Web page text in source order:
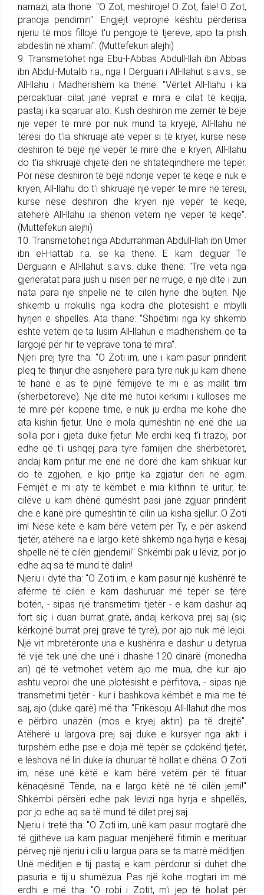
namazi, ata thonë: "O Zot, mëshiroje! O Zot, fale! O Zot,
pranoja pendimin". Engjëjt vep­roj­në kështu përderisa
njeriu të mos fillojë t'u pengojë të tjerëve, apo ta prish
abdestin në xhami". (Mu­tte­fekun alejhi)
9. Trans­me­tohet nga Ebu-l-Ab­bas Abdull-llah ibn Abbas
ibn Ab­dul-Mutalib r.a., nga I Dërguari i All-llahut s.a.v.s., se
All-llahu i Madhërishëm ka thënë: "Vërtet All-llahu i ka
përcaktuar cilat janë veprat e mira e cilat të këqija,
pastaj i ka sqaruar ato: Kush dëshiron me zemër të bëjë
një vepër të mirë por nuk mund ta kryejë, All-llahu në
tërësi do t'ia shkruajë atë vepër si të kryer, kurse nëse
dëshiron të bëjë një vepër të mirë dhe e kryen, All-llahu
do t'ia shkruajë dhjetë deri në shtatëqindherë më tepër.
Por nëse dëshi­ron të bëjë ndonjë vepër të keqe e nuk e
kryen, All-llahu do t'i shkr­uajë një vepër të mirë në tërësi,
kurse nëse dëshiron dhe kryen një vepër të keqe,
atëherë All-llahu ia shënon vetëm një vepër të keqe".
(Muttefekun alejhi)
10. Trans­me­tohet nga Abdur­rahman Abdull-llah ibn Umer
ibn el-Hattab r.a. se ka thënë: E kam dëgjuar Të
Dërguarin e All-llahut s.a.v.s. duke thënë: "Tre veta nga
gjeneratat para jush u nisën për në rrugë, e një ditë i zuri
nata para një shpelle në të cilën hynë dhe bujtën. Një
shkëmb u rrokullis nga kodra dhe plotësisht e mbylli
hyrjen e shpellës. Ata thanë: "Shpë­timi nga ky shk­ëmb
është vetëm që ta lusim All-llahun e madhërishëm që ta
largojë për hir të veprave tona të mira".
Njëri prej tyre tha: "O Zoti im, unë i kam pasur prindërit
pleq të thinjur dhe asnjëherë para tyre nuk ju kam dhënë
të hanë e as të pijnë fëmijëve të mi e as mallit tim
(shërbëtorëve). Një ditë më hutoi kërkimi i kullosës më
të mirë për kopenë time, e nuk ju erdha me kohë dhe
ata kishin fjetur. Unë e mola qumështin në enë dhe ua
solla por i gjeta duke fjetur. Më erdhi keq t'i trazoj, por
edhe që t'i ushqej para tyre familjen dhe shërbëtorët,
andaj kam pritur me enë në dorë dhe kam shikuar kur
do të zgjohen, e kjo pritje ka zgjatur deri në agim.
Fëmijët e mi aty te këmbët e mia klithnin të uritur, të
cilëve u kam dhënë qumësht pasi janë zgjuar prindërit
dhe e kanë pirë qumështin të cilin ua kisha sjellur. O Zoti
im! Nëse këtë e kam bërë vetëm për Ty, e për askënd
tjetër, atëherë na e largo këtë shkëmb nga hyrja e kësaj
shpe­lle në të cilën gjendemi!" Shkëmbi pak u lëviz, por jo
edhe aq sa të mund të dalin!
Njeriu i dytë tha: "O Zoti im, e kam pasur një kushërirë të
afërme të cilën e kam dashuruar më tepër se tërë
botën, - sipas një trans­metimi tjetër - e kam dashur aq
fort siç i duan burrat gratë, andaj kërkova prej saj (siç
kërkojnë bu­rrat prej grave të tyre), por ajo nuk më lejoi.
Një vit mbre­tëronte uria e kushërira e dashur u detyrua
të vijë tek unë dhe unë i dhashë 120 dinarë (monedha
ari) që të vetmohet vetëm ajo me mua, dhe kur ajo
ashtu veproi dhe unë plotësisht e përfitova, - sipas një
transmetimi tjetër - kur i bashkova këmbët e mia me të
saj, ajo (duke qarë) më tha: "Frikësoju All-llahut dhe mos
e përbiro unazën (mos e kryej aktin) pa të drejtë".
Atëherë u largova prej saj duke e kursyer nga akti i
turpshëm edhe pse e doja më tepër se çdokënd tjetër,
e lëshova në liri duke ia dhuruar të hollat e dhëna. O Zoti
im, nëse unë këtë e kam bërë vetëm për të fituar
kënaqësinë Tënde, na e largo këtë në të cilën jemi!"
Shkëmbi përsëri edhe pak lëvizi nga hyrja e shpe­llës,
por jo edhe aq sa të mund të dilet prej saj.
Njeriu i tretë tha: "O Zoti im, unë kam pasur rrogtarë dhe
të gjithëve ua kam paguar menjëherë fitimin e merituar
përveç një njeriu i cili u largua para se ta marrë mëditjen.
Unë mëditjen e tij pastaj e kam përdorur si du­het dhe
pasu­ria e tij u shumëzua. Pas një kohe rrogtari im më
erdhi e më tha: "O robi i Zotit, m'i jep të hollat për